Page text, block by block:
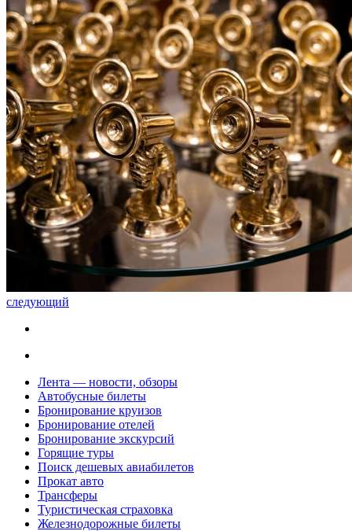
следующий
Лента — новости, обзоры
Автобусные билеты
Бронирование круизов
Бронирование отелей
Бронирование экскурсий
Горящие туры
Поиск дешевых авиабилетов
Прокат авто
Трансферы
Туристическая страховка
Железнодорожные билеты